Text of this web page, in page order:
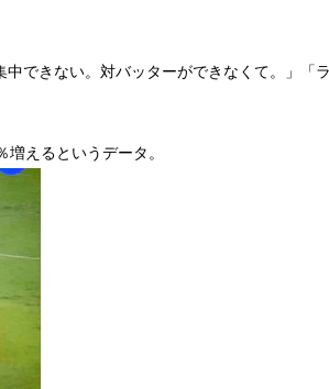
できない。対バッターができなくて。」「
えるというデータ。